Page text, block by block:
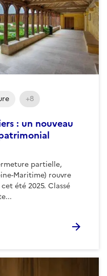
: un nouveau
partielle,
Maritime) rouvre
été 2025. Classé
+8